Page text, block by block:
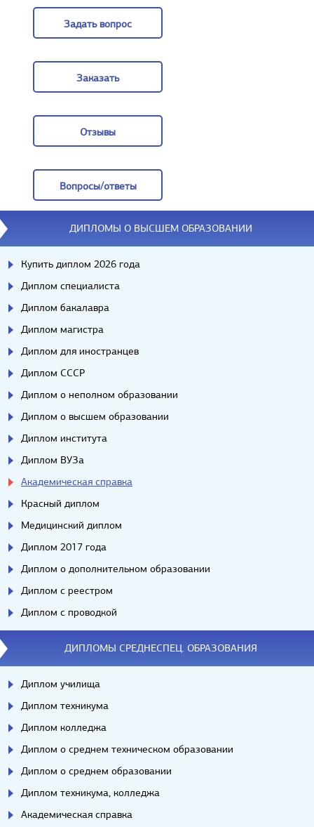
Задать вопрос
Заказать
Отзывы
Вопросы/ответы
Вопросы/ответы
ДИПЛОМЫ О ВЫСШЕМ ОБРАЗОВАНИИ
Купить диплом 2026 года
Диплом специалиста
Диплом бакалавра
Диплом магистра
Диплом для иностранцев
Диплом СССР
Диплом о неполном образовании
Диплом о высшем образовании
Диплом института
Диплом ВУЗа
Академическая справка
Красный диплом
Медицинский диплом
Диплом 2017 года
Диплом о дополнительном образовании
Диплом с реестром
Диплом с проводкой
ДИПЛОМЫ СРЕДНЕСПЕЦ. ОБРАЗОВАНИЯ
Диплом училища
Диплом техникума
Диплом колледжа
Диплом о среднем техническом образовании
Диплом о среднем образовании
Диплом техникума, колледжа
Академическая справка